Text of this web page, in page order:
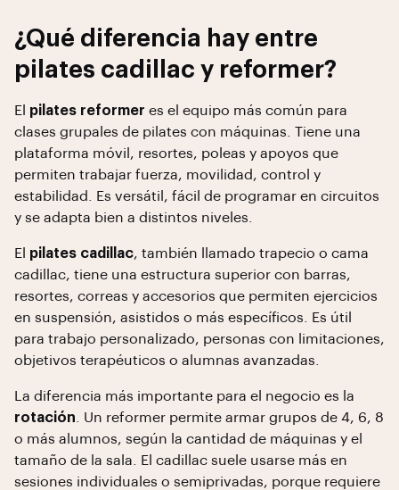
¿Qué diferencia hay entre
pilates cadillac y reformer?
El pilates reformer es el equipo más común para
clases grupales de pilates con máquinas. Tiene una
plataforma móvil, resortes, poleas y apoyos que
permiten trabajar fuerza, movilidad, control y
estabilidad. Es versátil, fácil de programar en circuitos
y se adapta bien a distintos niveles.
El pilates cadillac, también llamado trapecio o cama
cadillac, tiene una estructura superior con barras,
resortes, correas y accesorios que permiten ejercicios
en suspensión, asistidos o más específicos. Es útil
para trabajo personalizado, personas con limitaciones,
objetivos terapéuticos o alumnas avanzadas.
La diferencia más importante para el negocio es la
rotación . Un reformer permite armar grupos de 4, 6, 8
o más alumnos, según la cantidad de máquinas y el
tamaño de la sala. El cadillac suele usarse más en
sesiones individuales o semiprivadas, porque requiere